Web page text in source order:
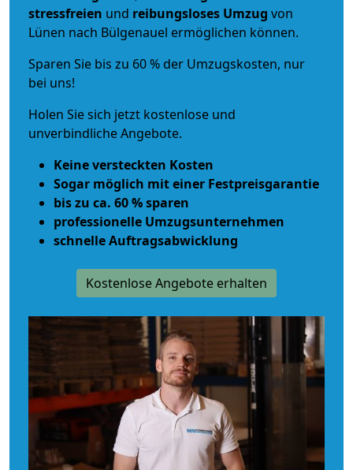
stressfreien und reibungsloses Umzug von
Lünen nach Bülgenauel ermöglichen können.
Sparen Sie bis zu 60 % der Umzugskosten, nur
bei uns!
Holen Sie sich jetzt kostenlose und
unverbindliche Angebote.
Keine versteckten Kosten
Sogar möglich mit einer Festpreisgarantie
bis zu ca. 60 % sparen
professionelle Umzugsunternehmen
schnelle Auftragsabwicklung
Kostenlose Angebote erhalten